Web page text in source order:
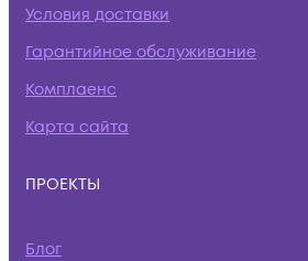
Условия доставки
Гарантийное обслуживание
Комплаенс
Карта сайта
ПРОЕКТЫ
Блог